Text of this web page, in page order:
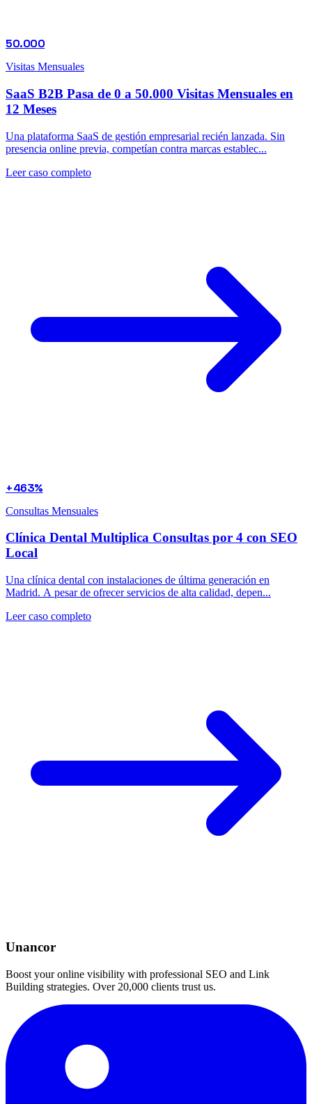
50.000
Visitas Mensuales
SaaS B2B Pasa de 0 a 50.000 Visitas Mensuales en
12 Meses
Una plataforma SaaS de gestión empresarial recién lanzada. Sin
presencia online previa, competían contra marcas establec...
Leer caso completo
+463%
Consultas Mensuales
Clínica Dental Multiplica Consultas por 4 con SEO
Local
Una clínica dental con instalaciones de última generación en
Madrid. A pesar de ofrecer servicios de alta calidad, depen...
Leer caso completo
Unancor
Boost your online visibility with professional SEO and Link
Building strategies. Over 20,000 clients trust us.